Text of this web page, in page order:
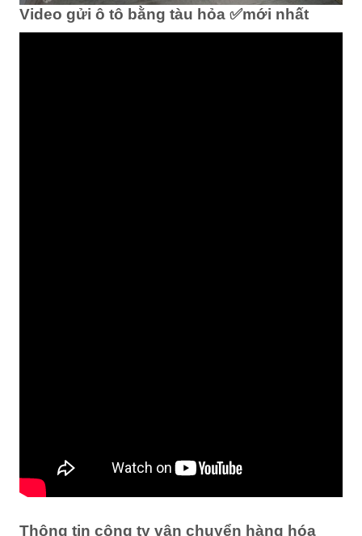
Video gửi ô tô bằng tàu hỏa ✅mới nhất
Thông tin công ty vận chuyển hàng hóa